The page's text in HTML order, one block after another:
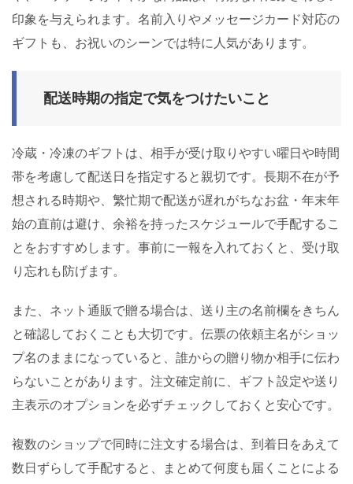
印象を与えられます。名前入りやメッセージカード対応の
ギフトも、お祝いのシーンでは特に人気があります。
配送時期の指定で気をつけたいこと
冷蔵・冷凍のギフトは、相手が受け取りやすい曜日や時間
帯を考慮して配送日を指定すると親切です。長期不在が予
想される時期や、繁忙期で配送が遅れがちなお盆・年末年
始の直前は避け、余裕を持ったスケジュールで手配するこ
とをおすすめします。事前に一報を入れておくと、受け取
り忘れも防げます。
また、ネット通販で贈る場合は、送り主の名前欄をきちん
と確認しておくことも大切です。伝票の依頼主名がショッ
プ名のままになっていると、誰からの贈り物か相手に伝わ
らないことがあります。注文確定前に、ギフト設定や送り
主表示のオプションを必ずチェックしておくと安心です。
複数のショップで同時に注文する場合は、到着日をあえて
数日ずらして手配すると、まとめて何度も届くことによる